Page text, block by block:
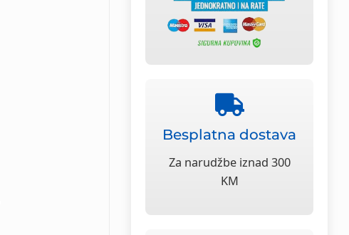
Besplatna dostava
Za narudžbe iznad 300
KM